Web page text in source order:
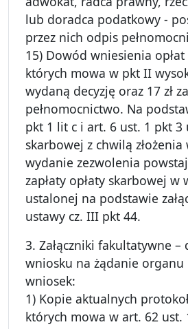
lub doradca podatkowy -
przez nich odpis
15) Dowód wniesienia
których mowa w pkt II
wydaną decyzję oraz 17 zł
pełnomocnictwo. Na
pkt 1 lit c i art. 6 ust. 1 pkt 3
skarbowej z chwilą
wydanie zezwolenia
zapłaty opłaty skarbowej w
ustalonej na podstawie
ustawy cz. III pkt 44.
3. Załączniki fakultatywne –
wniosku na żądanie
wniosek:
1) Kopie aktualnych
których mowa w art. 62 ust.